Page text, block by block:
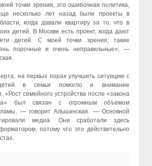
точки зрения, это ошибочная политика,
несколько лет назад были проекты в
когда давали квартиру за то, что в
детей. В Москве есть проект, когда дают
детей. С моей точки зрения, такие
порочные и очень неправильные», —
на первых порах улучшить ситуацию с
детей в семьи помогло и внимание
«Рост семейного устройства после «закона
был связан с огромным объемом
— говорит Альшанская. — Основной
медиа. Они сработали здесь
потому что это действительно